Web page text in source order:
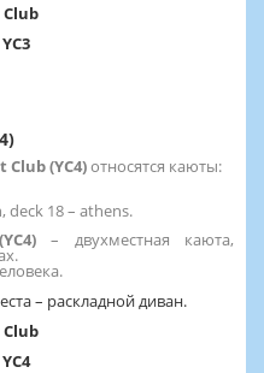
Club (YC4)относятся каюты:
deck 18 – athens.
– двухместная каюта,
– раскладной диван.